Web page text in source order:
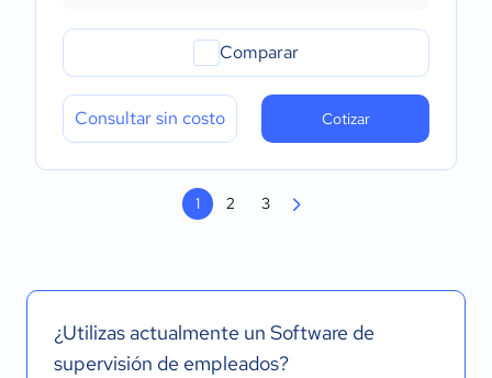
Comparar
Consultar sin costo Cotizar
1 2 3
¿Utilizas actualmente un Software de
supervisión de empleados?